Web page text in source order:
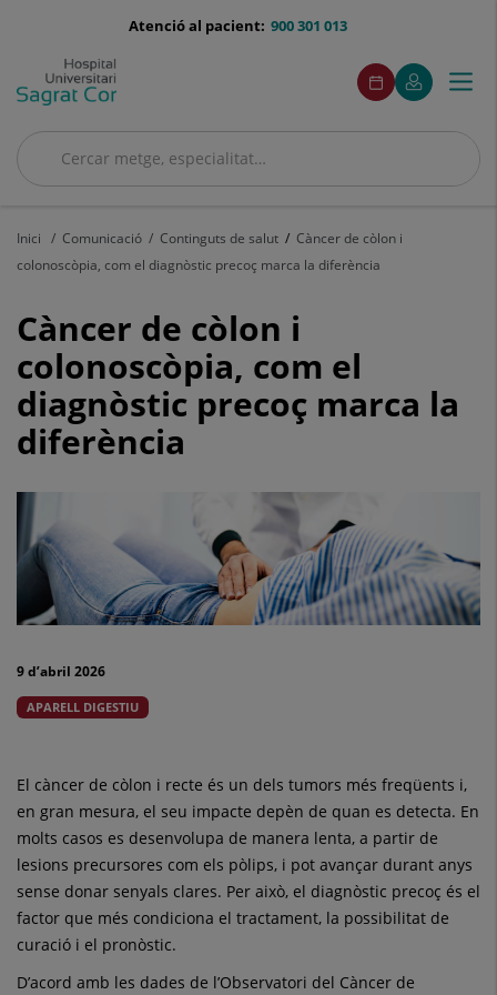
menu-
900 301 013
Atenció al pacient:
Cercar
Cercar
menuAcceso
Demaneu
cita
Aquest
enllaç
s'obrirà
una
El
meu
Aquest
enllaç
s'obrirà
una
finestra
Menú
Inici Comunicació Continguts de salut
Càncer de còlon i
colonoscòpia, com el diagnòstic precoç marca la diferència
Càncer
de
còlon
i
colonoscòpia,
com
el
diagnòstic
marca
diferència
Càncer de còlon i
colonoscòpia, com el
diagnòstic precoç marca la
diferència
9 d’abril 2026
APARELL DIGESTIU
El càncer de còlon i recte és un dels tumors més freqüents i,
en gran mesura, el seu impacte depèn de quan es detecta. En
molts casos es desenvolupa de manera lenta, a partir de
lesions precursores com els pòlips, i pot avançar durant anys
sense donar senyals clares. Per això, el diagnòstic precoç és el
factor que més condiciona el tractament, la possibilitat de
curació i el pronòstic.
D’acord amb les dades de l’Observatori del Càncer de